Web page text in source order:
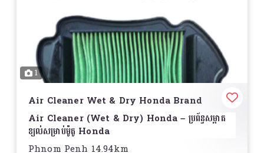
និងធ្វើឲ្យម៉ាស៊ីនដំណើរការល្អ
សមស្របសម្រាប់ម៉ូតូ Honda – ជាប្រេងផ្លូវការដែលសមស្រប
សម្រាប់ម៉ូតូWave, Dream, Click, Scoopy, PCX,
CBRនិងម៉ូតូ Honda ផ្សេងៗ
ប្រភេទប្រេង
Semi-Synthetic
– សម្រាប់ការបើកបរទូទៅ និងការប្រើ
ប្រាស់ប្រចាំថ្ងៃ
Fully Synthetic– សម្រាប់អ្នកដែលចង់បានសមត្ថភាព
1
Air Cleaner Wet & Dry Honda Brand
Air Cleaner (Wet & Dry) Honda – ប្រព័ន្ធសម្អាត
ខ្យល់សម្រាប់ម៉ូតូ Honda
Phnom Penh 14.94km